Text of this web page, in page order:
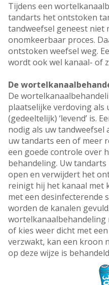
Tijdens een
tandarts het ontstoken
tandweefsel geneest niet
onomkeerbaar proces.
ontstoken weefsel weg.
wordt ook wel kanaal- of
De
De
plaatselijke verdoving als
(gedeeltelijk) ‘levend’ is.
nodig als uw tandweefsel
uw tandarts een of meer
een goede controle over
behandeling. Uw
open en verwijdert het
reinigt hij het kanaal met
met een desinfecterende
worden de kanalen
of kies weer dicht met
verzwakt, kan een kroon
op deze wijze is